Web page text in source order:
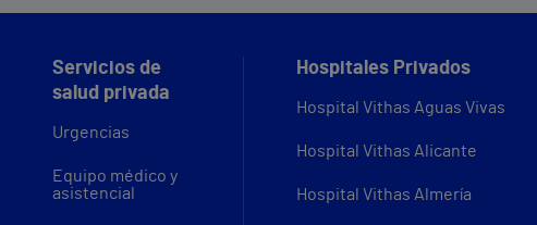
Servicios de
salud privada
Urgencias
Equipo médico y
asistencial
Hospitales Privados
Hospital Vithas Aguas Vivas
Hospital Vithas Alicante
Hospital Vithas Almería